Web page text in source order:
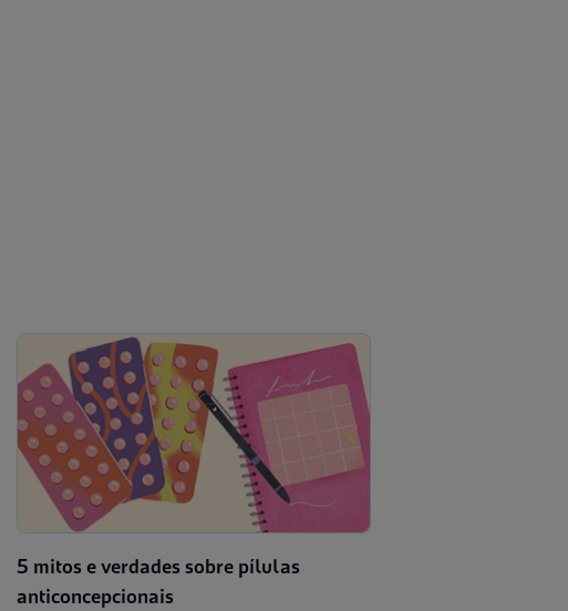
5 mitos e verdades sobre pílulas
anticoncepcionais